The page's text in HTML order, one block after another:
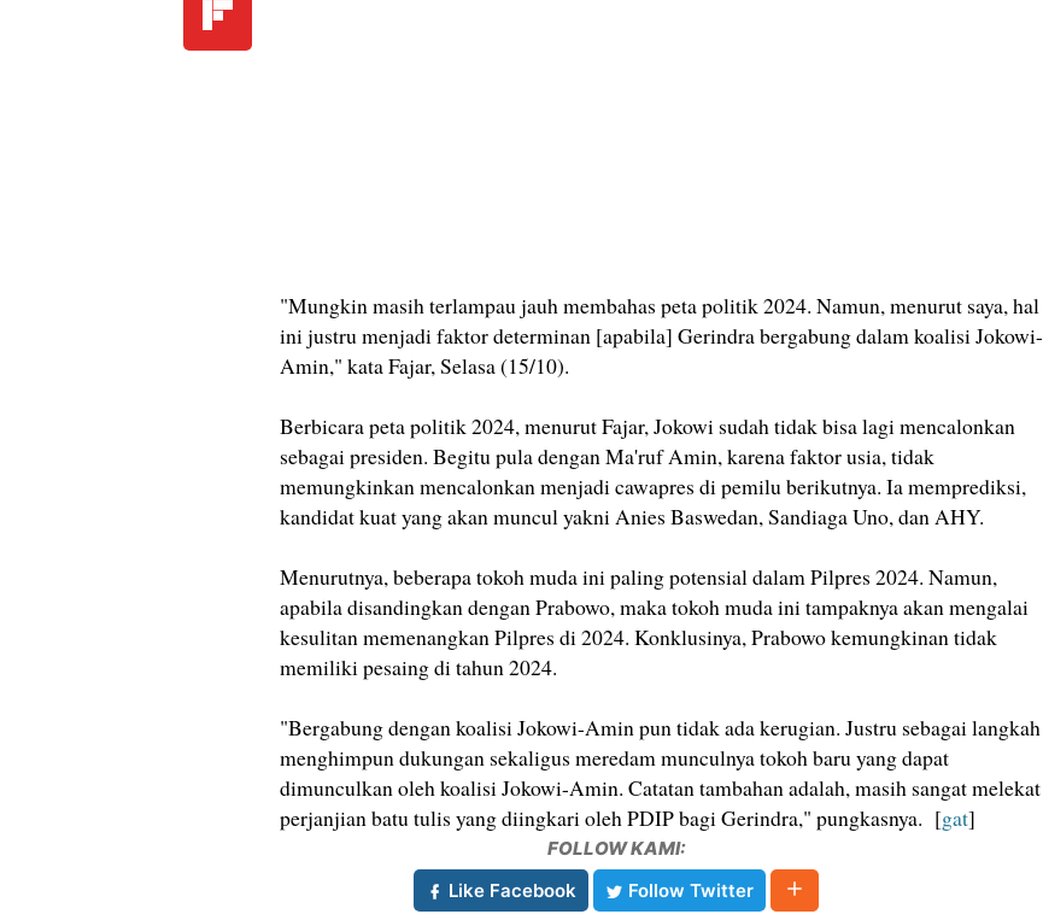
"Mungkin masih terlampau jauh membahas peta politik 2024. Namun, menurut saya, hal
ini justru menjadi faktor determinan [apabila] Gerindra bergabung dalam koalisi Jokowi-
Amin," kata Fajar, Selasa (15/10).
Berbicara peta politik 2024, menurut Fajar, Jokowi sudah tidak bisa lagi mencalonkan
sebagai presiden. Begitu pula dengan Ma'ruf Amin, karena faktor usia, tidak
memungkinkan mencalonkan menjadi cawapres di pemilu berikutnya. Ia memprediksi,
kandidat kuat yang akan muncul yakni Anies Baswedan, Sandiaga Uno, dan AHY.
Menurutnya, beberapa tokoh muda ini paling potensial dalam Pilpres 2024. Namun,
apabila disandingkan dengan Prabowo, maka tokoh muda ini tampaknya akan mengalai
kesulitan memenangkan Pilpres di 2024. Konklusinya, Prabowo kemungkinan tidak
memiliki pesaing di tahun 2024.
"Bergabung dengan koalisi Jokowi-Amin pun tidak ada kerugian. Justru sebagai langkah
menghimpun dukungan sekaligus meredam munculnya tokoh baru yang dapat
dimunculkan oleh koalisi Jokowi-Amin. Catatan tambahan adalah, masih sangat melekat
perjanjian batu tulis yang diingkari oleh PDIP bagi Gerindra," pungkasnya. [gat]
FOLLOW KAMI:
Like Facebook
Follow Twitter